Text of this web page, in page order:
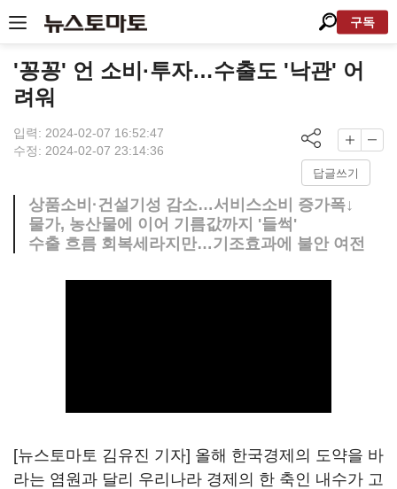
구독
'꽁꽁' 언 소비·투자…수출도 '낙관' 어
려워
입력: 2024-02-07 16:52:47
수정: 2024-02-07 23:14:36
답글쓰기
상품소비·건설기성 감소…서비스소비 증가폭↓
물가, 농산물에 이어 기름값까지 '들썩'
수출 흐름 회복세라지만…기조효과에 불안 여전
[뉴스토마토 김유진 기자] 올해 한국경제의 도약을 바
라는 염원과 달리 우리나라 경제의 한 축인 내수가 고